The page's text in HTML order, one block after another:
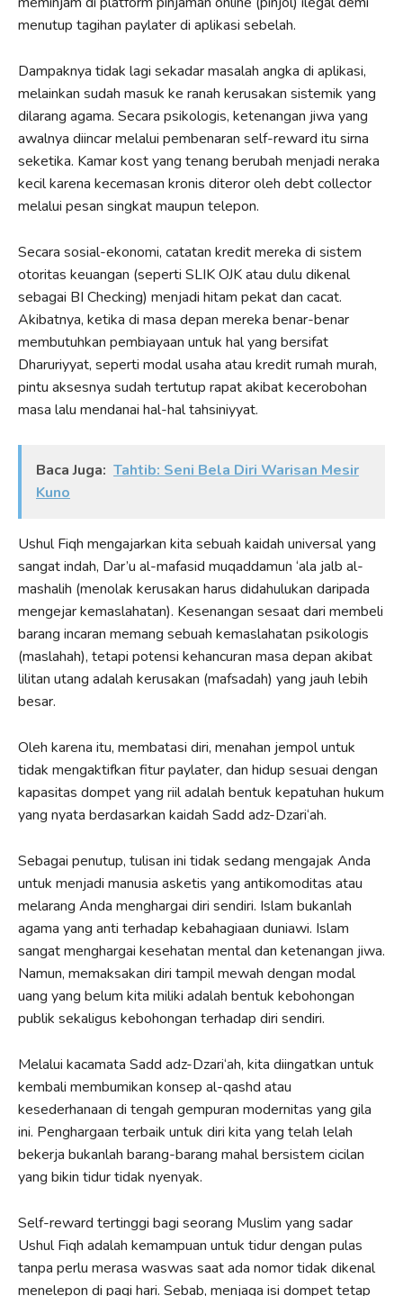
menutup tagihan paylater di aplikasi sebelah.
Dampaknya tidak lagi sekadar masalah angka di aplikasi,
melainkan sudah masuk ke ranah kerusakan sistemik yang
dilarang agama. Secara psikologis, ketenangan jiwa yang
awalnya diincar melalui pembenaran self-reward itu sirna
seketika. Kamar kost yang tenang berubah menjadi neraka
kecil karena kecemasan kronis diteror oleh debt collector
melalui pesan singkat maupun telepon.
Secara sosial-ekonomi, catatan kredit mereka di sistem
otoritas keuangan (seperti SLIK OJK atau dulu dikenal
sebagai BI Checking) menjadi hitam pekat dan cacat.
Akibatnya, ketika di masa depan mereka benar-benar
membutuhkan pembiayaan untuk hal yang bersifat
Dharuriyyat, seperti modal usaha atau kredit rumah murah,
pintu aksesnya sudah tertutup rapat akibat kecerobohan
masa lalu mendanai hal-hal tahsiniyyat.
Baca Juga: Tahtib: Seni Bela Diri Warisan Mesir
Kuno
Ushul Fiqh mengajarkan kita sebuah kaidah universal yang
sangat indah, Dar’u al-mafasid muqaddamun ‘ala jalb al-
mashalih (menolak kerusakan harus didahulukan daripada
mengejar kemaslahatan). Kesenangan sesaat dari membeli
barang incaran memang sebuah kemaslahatan psikologis
(maslahah), tetapi potensi kehancuran masa depan akibat
lilitan utang adalah kerusakan (mafsadah) yang jauh lebih
besar.
Oleh karena itu, membatasi diri, menahan jempol untuk
tidak mengaktifkan fitur paylater, dan hidup sesuai dengan
kapasitas dompet yang riil adalah bentuk kepatuhan hukum
yang nyata berdasarkan kaidah Sadd adz-Dzari‘ah.
Sebagai penutup, tulisan ini tidak sedang mengajak Anda
untuk menjadi manusia asketis yang antikomoditas atau
melarang Anda menghargai diri sendiri. Islam bukanlah
agama yang anti terhadap kebahagiaan duniawi. Islam
sangat menghargai kesehatan mental dan ketenangan jiwa.
Namun, memaksakan diri tampil mewah dengan modal
uang yang belum kita miliki adalah bentuk kebohongan
publik sekaligus kebohongan terhadap diri sendiri.
Melalui kacamata Sadd adz-Dzari‘ah, kita diingatkan untuk
kembali membumikan konsep al-qashd atau
kesederhanaan di tengah gempuran modernitas yang gila
ini. Penghargaan terbaik untuk diri kita yang telah lelah
bekerja bukanlah barang-barang mahal bersistem cicilan
yang bikin tidur tidak nyenyak.
Self-reward tertinggi bagi seorang Muslim yang sadar
Ushul Fiqh adalah kemampuan untuk tidur dengan pulas
tanpa perlu merasa waswas saat ada nomor tidak dikenal
menelepon di pagi hari. Sebab, menjaga isi dompet tetap